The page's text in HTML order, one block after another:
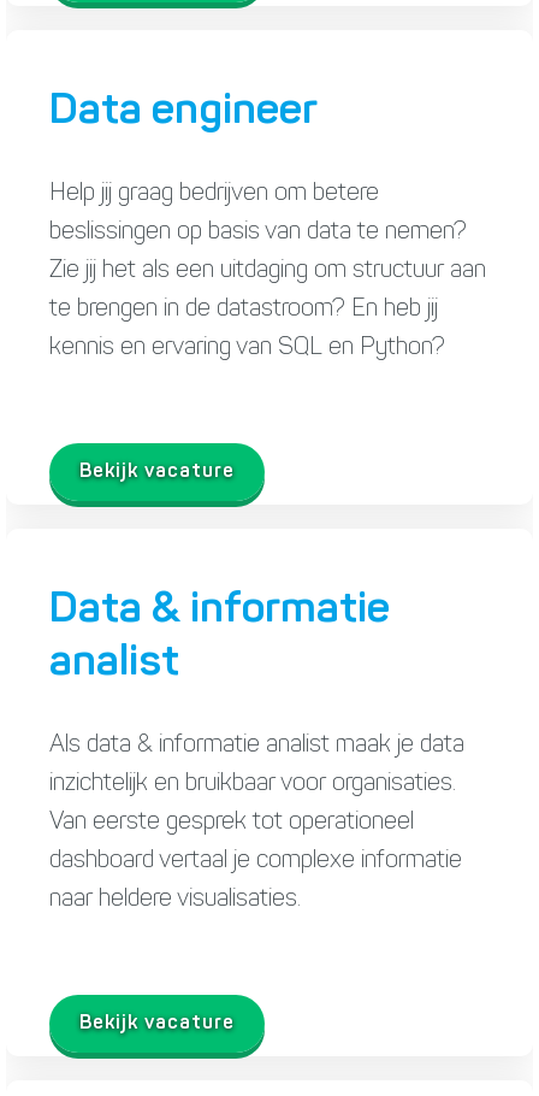
Data engineer
Help jij graag bedrijven om betere
beslissingen op basis van data te nemen?
Zie jij het als een uitdaging om structuur aan
te brengen in de datastroom? En heb jij
kennis en ervaring van SQL en Python?
Bekijk vacature
Data & informatie
analist
Als data & informatie analist maak je data
inzichtelijk en bruikbaar voor organisaties.
Van eerste gesprek tot operationeel
dashboard vertaal je complexe informatie
naar heldere visualisaties.
Bekijk vacature